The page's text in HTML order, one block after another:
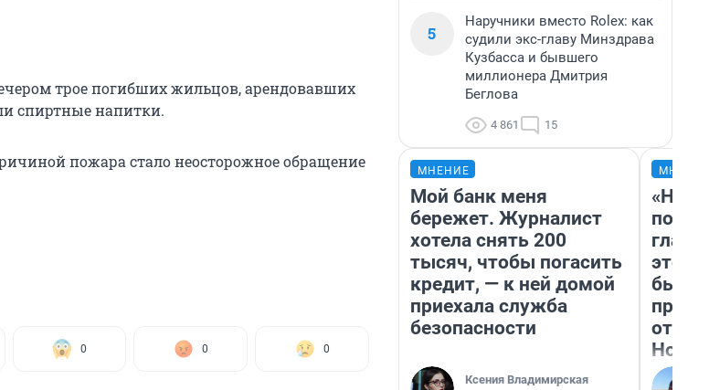
трое погибших жильцов, арендовавших
спиртные напитки.
пожара стало неосторожное обращение
0 0 0
5
Наручники вместо Rolex: как
судили экс-главу Минздрава
Кузбасса и бывшего
миллионера Дмитрия
Беглова
4 861 15
МНЕНИЕ
Мой банк меня
бережет. Журналист
хотела снять 200
тысяч, чтобы погасить
кредит, — к ней домой
приехала служба
безопасности
Ксения Владимирская
этого
бьет